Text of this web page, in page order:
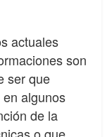
actuales
son
ser que
algunos
de la